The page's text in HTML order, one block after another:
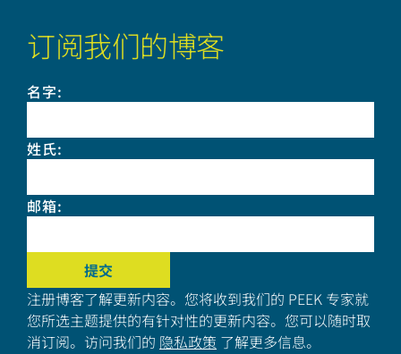
订阅我们的博客
名字:
姓氏:
邮箱:
注册博客了解更新内容。您将收到我们的 PEEK 专家就
您所选主题提供的有针对性的更新内容。您可以随时取
消订阅。访问我们的 隐私政策 了解更多信息。